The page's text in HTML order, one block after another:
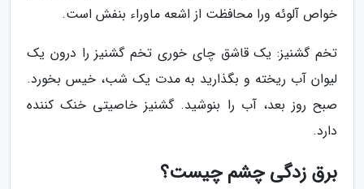
خواص آلوئه ورا محافظت از اشعه ماوراء بنفش است.
تخم گشنیز: یک قاشق چای خوری تخم گشنیز را درون یک
لیوان آب ریخته و بگذارید به مدت یک شب، خیس بخورد.
صبح روز بعد، آب را بنوشید. گشنیز خاصیتی خنک کننده
دارد.
برق زدگی چشم چیست؟